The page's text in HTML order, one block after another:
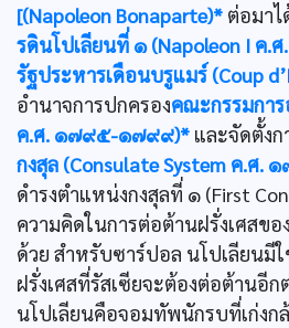
[(Napoleon Bonaparte)* ต่อมา
รดินโปเลียนที่ ๑ (Napoleon I ค
รัฐประหารเดือนบรูแมร์ (Coup
อำนาจการปกครองคณะกรรมการ
ค.ศ. ๑๗๙๕-๑๗๙๙)* และจัดตั้ง
กงสุล (Consulate System ค.ศ
ดำรงตำแหน่งกงสุลที่ ๑ (First
ความคิดในการต่อต้านฝรั่งเศสขอ
ด้วย สำหรับซาร์ปอล นโปเลียนมี
ฝรั่งเศสที่รัสเซียจะต้องต่อต้านอี
นโปเลียนคือจอมทัพนักรบที่เก่งก